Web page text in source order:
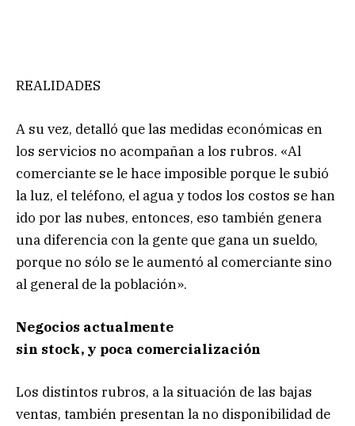
REALIDADES
A su vez, detalló que las medidas económicas en
los servicios no acompañan a los rubros. «Al
comerciante se le hace imposible porque le subió
la luz, el teléfono, el agua y todos los costos se han
ido por las nubes, entonces, eso también genera
una diferencia con la gente que gana un sueldo,
porque no sólo se le aumentó al comerciante sino
al general de la población».
Negocios actualmente
sin stock, y poca comercialización
Los distintos rubros, a la situación de las bajas
ventas, también presentan la no disponibilidad de